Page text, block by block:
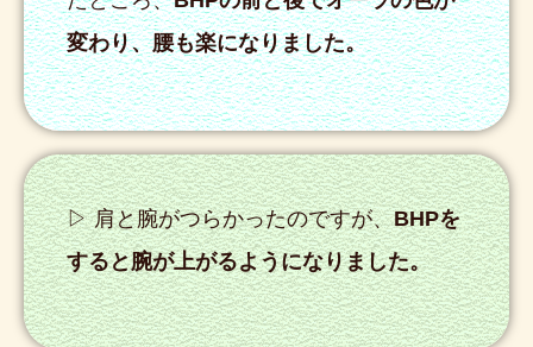
変わり、腰も楽になりました。
▷ 肩と腕がつらかったのですが、BHPを
すると腕が上がるようになりました。